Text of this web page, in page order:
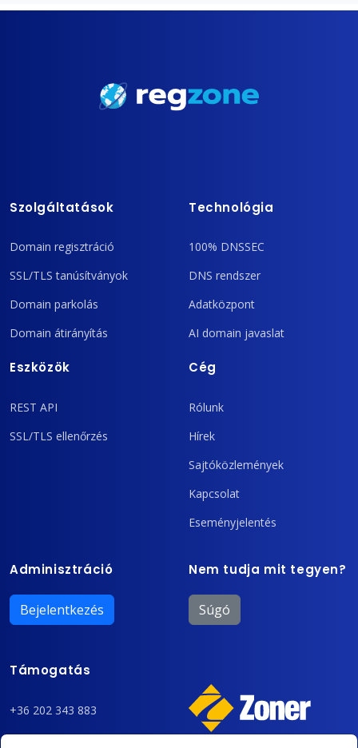
Szolgáltatások
Domain regisztráció
SSL/TLS tanúsítványok
Domain parkolás
Domain átirányítás
Technológia
100% DNSSEC
DNS rendszer
Adatközpont
AI domain javaslat
Eszközök
REST API
SSL/TLS ellenőrzés
Cég
Rólunk
Hírek
Sajtóközlemények
Kapcsolat
Eseményjelentés
Adminisztráció
Bejelentkezés
Nem tudja mit tegyen?
Súgó
Támogatás
+36 202 343 883
admin@zoner.hu